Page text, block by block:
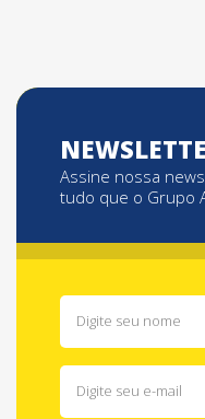
Assine nossa
tudo que o Grupo